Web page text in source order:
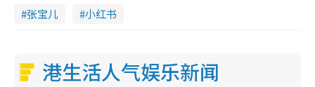
张宝儿
小红书
港生活人气娱乐新闻